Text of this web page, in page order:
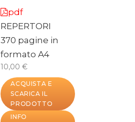
pdf
REPERTORI
370 pagine in
formato A4
10,00 €
ACQUISTA E
SCARICA IL
PRODOTTO
INFO